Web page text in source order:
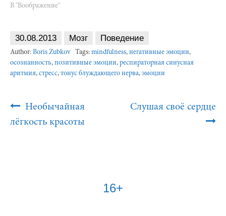
В "Воображение"
30.08.2013 Мозг Поведение
Author: Boris Zubkov Tags: mindfulness, негативные эмоции,
осознанность, позитивные эмоции, респираторная синусная
аритмия, стресс, тонус блуждающего нерва, эмоции
Post
Navigation
Необычайная
лёгкость красоты
Слушая своё сердце
16+